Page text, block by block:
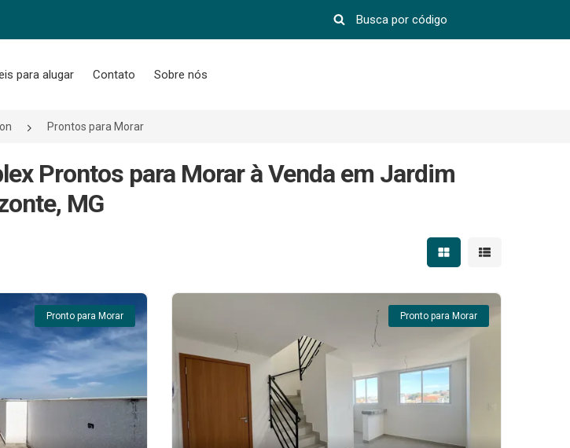
para alugar Contato Sobre nós
Prontos para Morar
Prontos para Morar à Venda em Jardim
MG
Mostrar resultados em
Mostrar
Pronto para Morar Pronto para Morar